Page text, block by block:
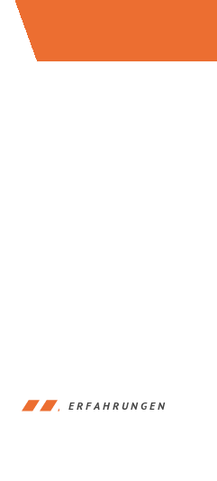
ERFAHRUNGEN